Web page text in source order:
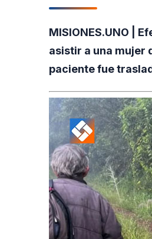
MISIONES.UNO |
asistir a una mujer
paciente fue